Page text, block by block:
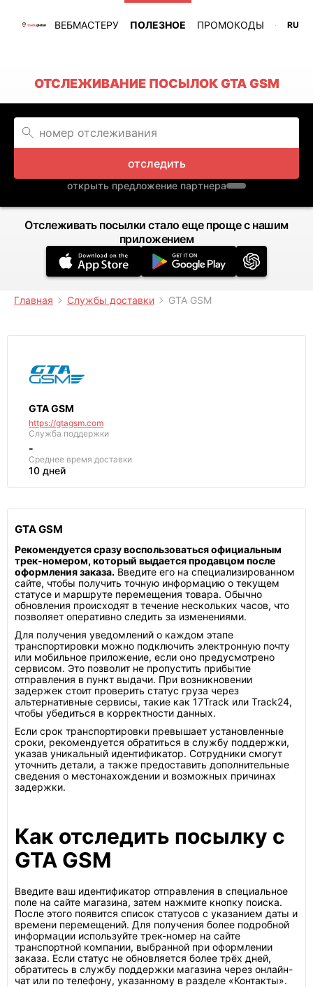
ВЕБМАСТЕРУ ПОЛЕЗНОЕ ПРОМОКОДЫ RU
ОТСЛЕЖИВАНИЕ ПОСЫЛОК GTA GSM
отследить
открыть предложение партнера
Отслеживать посылки стало еще проще с нашим
приложением
Главная Службы доставки GTA GSM
GTA GSM
https://gtagsm.com
Служба поддержки
-
Среднее время доставки
10 дней
GTA GSM
Рекомендуется сразу воспользоваться официальным
трек-номером, который выдается продавцом после
оформления заказа. Введите его на специализированном
сайте, чтобы получить точную информацию о текущем
статусе и маршруте перемещения товара. Обычно
обновления происходят в течение нескольких часов, что
позволяет оперативно следить за изменениями.
Для получения уведомлений о каждом этапе
транспортировки можно подключить электронную почту
или мобильное приложение, если оно предусмотрено
сервисом. Это позволит не пропустить прибытие
отправления в пункт выдачи. При возникновении
задержек стоит проверить статус груза через
альтернативные сервисы, такие как 17Track или Track24,
чтобы убедиться в корректности данных.
Если срок транспортировки превышает установленные
сроки, рекомендуется обратиться в службу поддержки,
указав уникальный идентификатор. Сотрудники смогут
уточнить детали, а также предоставить дополнительные
сведения о местонахождении и возможных причинах
задержки.
Как отследить посылку с
GTA GSM
Введите ваш идентификатор отправления в специальное
поле на сайте магазина, затем нажмите кнопку поиска.
После этого появится список статусов с указанием даты и
времени перемещений. Для получения более подробной
информации используйте трек-номер на сайте
транспортной компании, выбранной при оформлении
заказа. Если статус не обновляется более трёх дней,
обратитесь в службу поддержки магазина через онлайн-
чат или по телефону, указанному в разделе «Контакты».